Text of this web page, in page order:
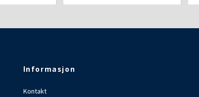
Informasjon
Kontakt